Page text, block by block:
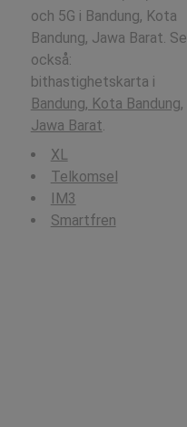
och 5G i Bandung, Kota
Bandung, Jawa Barat. Se
också:
bithastighetskarta i
Bandung, Kota Bandung,
Jawa Barat.
XL
Telkomsel
IM3
Smartfren